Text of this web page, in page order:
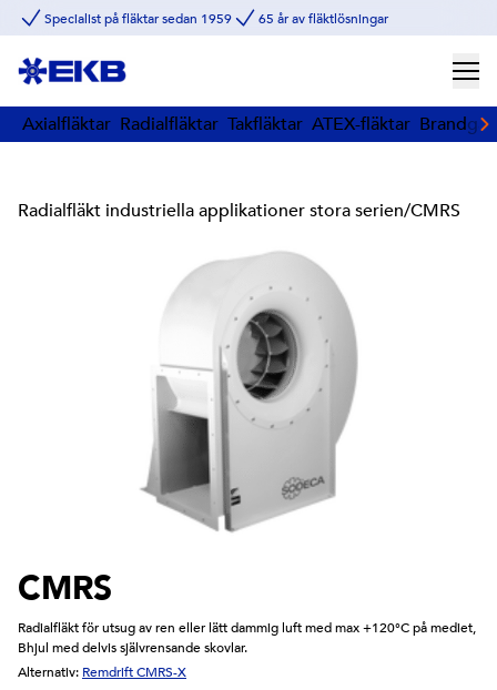
Specialist på fläktar sedan 1959 65 år av fläktlösningar
Axialfläktar Radialfläktar Takfläktar ATEX-fläktar
Radialfläkt industriella applikationer stora serien/CMRS
CMRS
Radialfläkt för utsug av ren eller lätt dammig luft med max +120°C på mediet,
Bhjul med delvis självrensande skovlar.
Alternativ: Remdrift CMRS-X